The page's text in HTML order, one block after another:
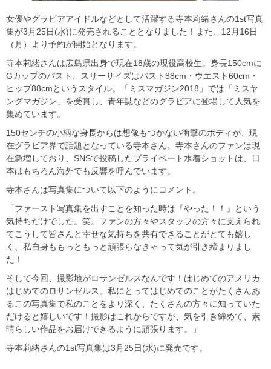
女優やグラビアアイドルなどとして活躍する寺本莉緒さんの1st写真
集が3月25日(水)に発売されることとなりました！また、12月16日
（月）より予約が開始となります。
寺本莉緒さんは広島県出身で現在18歳の現役高校生。身長150cmに
Gカップのバスト、スリーサイズはバスト88cm・ウエスト60cm・
ヒップ88cmというスタイル。「ミスマガジン2018」では「ミスヤ
ングマガジン」を受賞し、青年誌などのグラビアに登場して人気を
集めています。
150センチの小柄な身長からは想像もつかない衝撃のボディが、現
在グラビア界で話題となっている寺本さん。寺本さんのファンは現
在急増しており、SNSで投稿したプライベート水着ショットは、日
本はもちろん海外でも反響を呼んでいます。
寺本さんは写真集について以下のようにコメント。
「ファースト写真集を出すことを知った時は『やった！！』という
気持ちだけでした。笑。ファンの方々やスタッフの方々に支えられ
てこうして皆さんと幸せな気持ちを共有できることがとても嬉し
く、私自身ももっともっと頑張らなきゃって気が引き締まりまし
た！
そして今回、撮影地がロサンゼルスなんです！はじめてのアメリカ
はじめてのロサンゼルス。私にとってはじめてのことがたくさんあ
るこの写真集で私のことをより深く、たくさんの方々に知っていた
だけると嬉しいです！撮影はこれからですが、気を引き締めて、素
晴らしい作品をお届けできるように頑張ります。」
寺本莉緒さんの1st写真集は3月25日(水)に発売です。